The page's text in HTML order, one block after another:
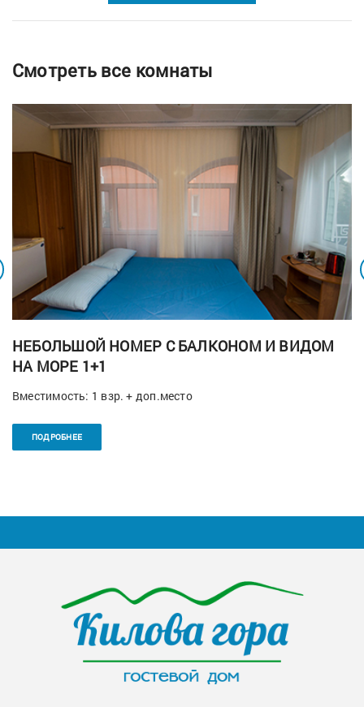
Смотреть все комнаты
НЕБОЛЬШОЙ НОМЕР С БАЛКОНОМ И ВИДОМ
НА МОРЕ 1+1
Вместимость: 1 взр. + доп.место
ПОДРОБНЕЕ